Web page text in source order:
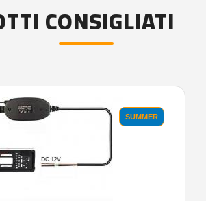
CONSIGLIATI
SUMMER